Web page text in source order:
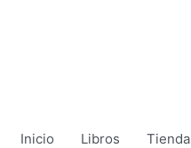
Inicio Libros Tienda